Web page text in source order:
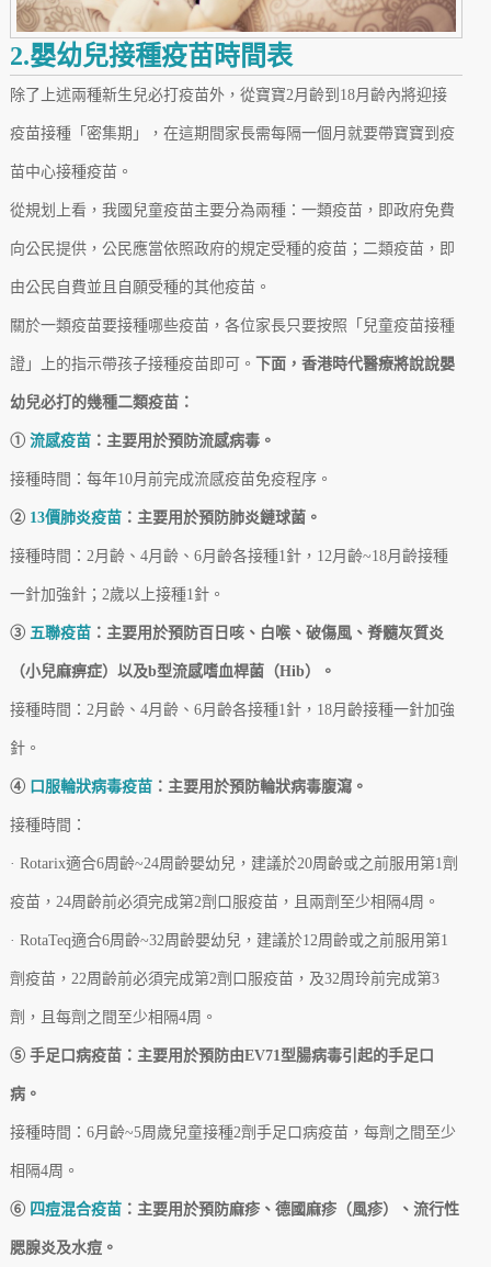
2.嬰幼兒接種疫苗時間表
除了上述兩種新生兒必打疫苗外，從寶寶2月齡到18月齡內將迎接
疫苗接種「密集期」，在這期間家長需每隔一個月就要帶寶寶到疫
苗中心接種疫苗。
從規划上看，我國兒童疫苗主要分為兩種：一類疫苗，即政府免費
向公民提供，公民應當依照政府的規定受種的疫苗；二類疫苗，即
由公民自費並且自願受種的其他疫苗。
關於一類疫苗要接種哪些疫苗，各位家長只要按照「兒童疫苗接種
證」上的指示帶孩子接種疫苗即可。 下面，香港時代醫療將說說嬰
幼兒必打的幾種二類疫苗：
① 流感疫苗：主要用於預防流感病毒。
接種時間：每年10月前完成流感疫苗免疫程序。
② 13價肺炎疫苗：主要用於預防肺炎鏈球菌。
接種時間：2月齡、4月齡、6月齡各接種1針，12月齡~18月齡接種
一針加強針；2歲以上接種1針。
③ 五聯疫苗：主要用於預防百日咳、白喉、破傷風、脊髓灰質炎
（小兒麻痹症）以及b型流感嗜血桿菌（Hib）。
接種時間：2月齡、4月齡、6月齡各接種1針，18月齡接種一針加強
針。
④ 口服輪狀病毒疫苗：主要用於預防輪狀病毒腹瀉。
接種時間：
· Rotarix適合6周齡~24周齡嬰幼兒，建議於20周齡或之前服用第1劑
疫苗，24周齡前必須完成第2劑口服疫苗，且兩劑至少相隔4周。
· RotaTeq適合6周齡~32周齡嬰幼兒，建議於12周齡或之前服用第1
劑疫苗，22周齡前必須完成第2劑口服疫苗，及32周玲前完成第3
劑，且每劑之間至少相隔4周。
⑤ 手足口病疫苗：主要用於預防由EV71型腸病毒引起的手足口
病。
接種時間：6月齡~5周歲兒童接種2劑手足口病疫苗，每劑之間至少
相隔4周。
⑥ 四痘混合疫苗：主要用於預防麻疹、德國麻疹（風疹）、流行性
腮腺炎及水痘。